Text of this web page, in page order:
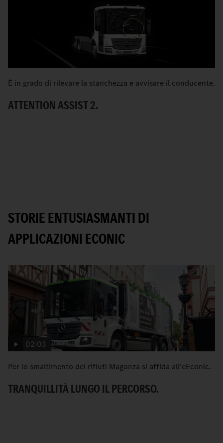
È in grado di rilevare la stanchezza e avvisare il conducente.
ATTENTION ASSIST 2.
STORIE ENTUSIASMANTI DI
APPLICAZIONI ECONIC
02:03
Per lo smaltimento dei rifiuti Magonza si affida all'eEconic.
TRANQUILLITÀ LUNGO IL PERCORSO.